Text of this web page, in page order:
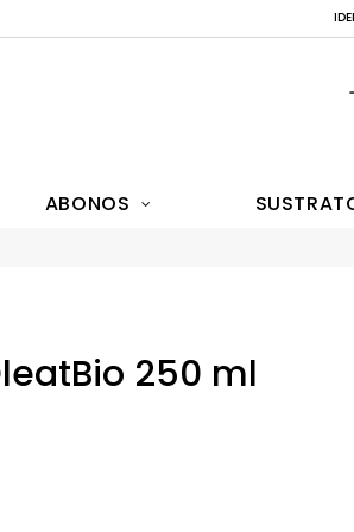
ABONOS
250 ml